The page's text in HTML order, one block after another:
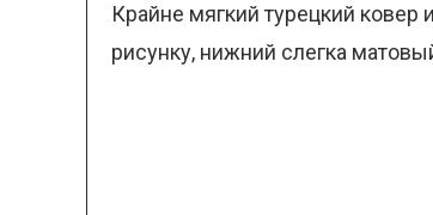
Крайне мягкий турецкий ковер
рисунку, нижний слегка